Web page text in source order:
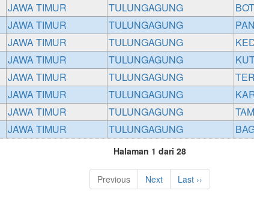
JAWA TIMUR TULUNGAGUNG
JAWA TIMUR TULUNGAGUNG
JAWA TIMUR TULUNGAGUNG
JAWA TIMUR TULUNGAGUNG
JAWA TIMUR TULUNGAGUNG
JAWA TIMUR TULUNGAGUNG
JAWA TIMUR TULUNGAGUNG
JAWA TIMUR TULUNGAGUNG
Halaman 1 dari 28
Previous Next Last ››